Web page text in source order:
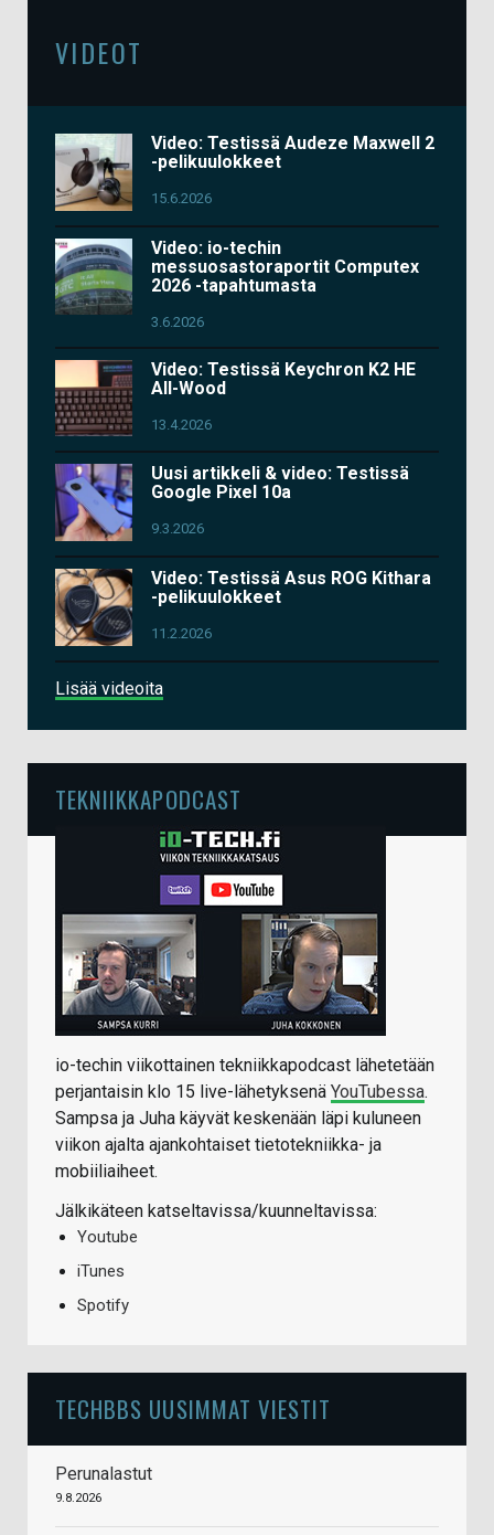
VIDEOT
Video: Testissä Audeze Maxwell 2
-pelikuulokkeet
15.6.2026
Video: io-techin
messuosastoraportit Computex
2026 -tapahtumasta
3.6.2026
Video: Testissä Keychron K2 HE
All-Wood
13.4.2026
Uusi artikkeli & video: Testissä
Google Pixel 10a
9.3.2026
Video: Testissä Asus ROG Kithara
-pelikuulokkeet
11.2.2026
Lisää videoita
TEKNIIKKAPODCAST
io-techin viikottainen tekniikkapodcast lähetetään
perjantaisin klo 15 live-lähetyksenä YouTubessa.
Sampsa ja Juha käyvät keskenään läpi kuluneen
viikon ajalta ajankohtaiset tietotekniikka- ja
mobiiliaiheet.
Jälkikäteen katseltavissa/kuunneltavissa:
Youtube
iTunes
Spotify
TECHBBS UUSIMMAT VIESTIT
Perunalastut
9.8.2026